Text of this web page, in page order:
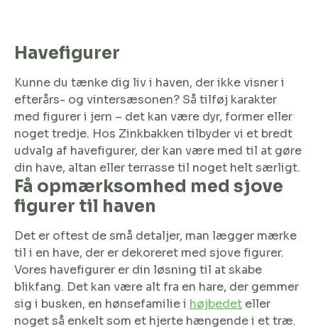
Havefigurer
Kunne du tænke dig liv i haven, der ikke visner i
efterårs- og vintersæsonen? Så tilføj karakter
med figurer i jern – det kan være dyr, former eller
noget tredje. Hos Zinkbakken tilbyder vi et bredt
udvalg af havefigurer, der kan være med til at gøre
din have, altan eller terrasse til noget helt særligt.
Få opmærksomhed med sjove
figurer til haven
Det er oftest de små detaljer, man lægger mærke
til i en have, der er dekoreret med sjove figurer.
Vores havefigurer er din løsning til at skabe
blikfang. Det kan være alt fra en hare, der gemmer
sig i busken, en hønsefamilie i højbedet eller
noget så enkelt som et hjerte hængende i et træ.